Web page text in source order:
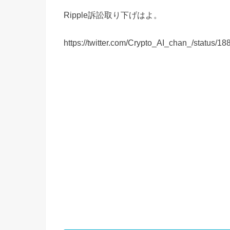
Ripple訴訟取り下げはよ。
https://twitter.com/Crypto_AI_chan_/status/